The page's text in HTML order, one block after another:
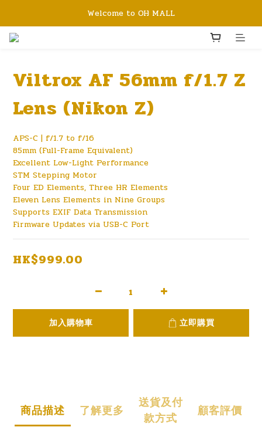
Welcome to OH MALL
Viltrox AF 56mm f/1.7 Z
Lens (Nikon Z)
APS-C | f/1.7 to f/16
85mm (Full-Frame Equivalent)
Excellent Low-Light Performance
STM Stepping Motor
Four ED Elements, Three HR Elements
Eleven Lens Elements in Nine Groups
Supports EXIF Data Transmission
Firmware Updates via USB-C Port
HK$999.00
加入購物車 立即購買
商品描述 了解更多
送貨及付
款方式
顧客評價